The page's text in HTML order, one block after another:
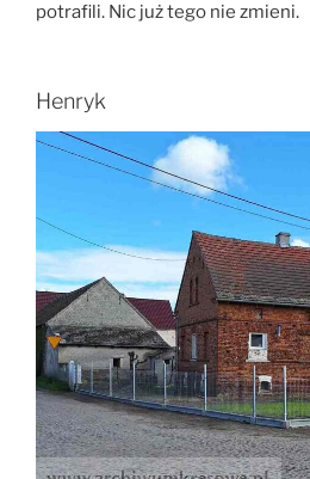
potrafili. Nic już tego nie zmieni.
Henryk